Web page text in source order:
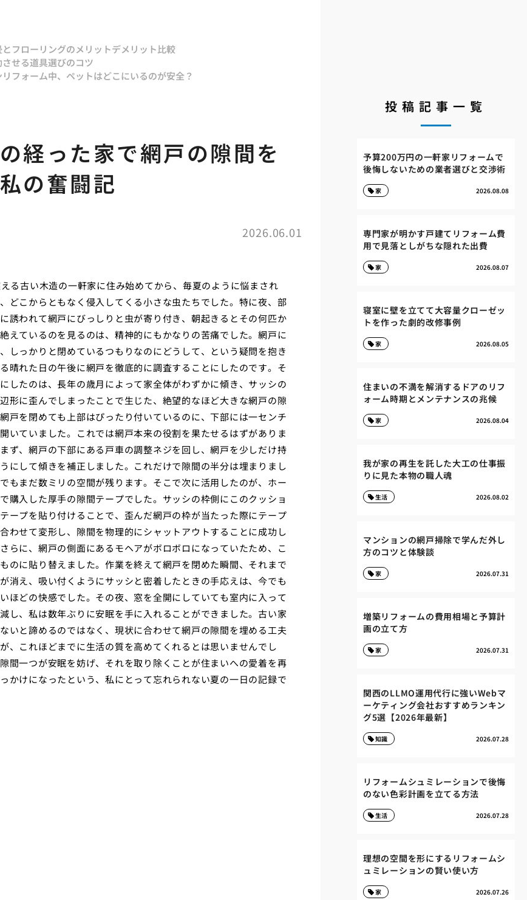
とフローリングのメリットデメリット比較
せる道具選びのコツ
フォーム中、ペットはどこにいるのが安全？
経った家で網戸の隙間を
の奮闘記
2026.06.01
る古い木造の一軒家に住み始めてから、毎夏のように悩まされ
どこからともなく侵入してくる小さな虫たちでした。特に夜、部
誘われて網戸にびっしりと虫が寄り付き、朝起きるとその何匹か
えているのを見るのは、精神的にもかなりの苦痛でした。網戸に
しっかりと閉めているつもりなのにどうして、という疑問を抱き
晴れた日の午後に網戸を徹底的に調査することにしたのです。そ
したのは、長年の歳月によって家全体がわずかに傾き、サッシの
形に歪んでしまったことで生じた、絶望的なほど大きな網戸の隙
戸を閉めても上部はぴったり付いているのに、下部には一センチ
いていました。これでは網戸本来の役割を果たせるはずがありま
ず、網戸の下部にある戸車の調整ネジを回し、網戸を少しだけ持
にして傾きを補正しました。これだけで隙間の半分は埋まりまし
もまだ数ミリの空間が残ります。そこで次に活用したのが、ホー
購入した厚手の隙間テープでした。サッシの枠側にこのクッショ
ープを貼り付けることで、歪んだ網戸の枠が当たった際にテープ
わせて変形し、隙間を物理的にシャットアウトすることに成功し
らに、網戸の側面にあるモヘアがボロボロになっていたため、こ
のに貼り替えました。作業を終えて網戸を閉めた瞬間、それまで
消え、吸い付くようにサッシと密着したときの手応えは、今でも
ほどの快感でした。その夜、窓を全開にしていても室内に入って
し、私は数年ぶりに安眠を手に入れることができました。古い家
いと諦めるのではなく、現状に合わせて網戸の隙間を埋める工夫
、これほどまでに生活の質を高めてくれるとは思いませんでし
間一つが安眠を妨げ、それを取り除くことが住まいへの愛着を再
かけになったという、私にとって忘れられない夏の一日の記録で
投稿記事一覧
予算200万円の一軒家リフォームで
後悔しないための業者選びと交渉術
2026.08.08
家
専門家が明かす戸建てリフォーム費
用で見落としがちな隠れた出費
2026.08.07
家
寝室に壁を立てて大容量クローゼッ
トを作った劇的改修事例
2026.08.05
家
住まいの不満を解消するドアのリフ
ォーム時期とメンテナンスの兆候
2026.08.04
家
我が家の再生を託した大工の仕事振
りに見た本物の職人魂
2026.08.02
生活
マンションの網戸掃除で学んだ外し
方のコツと体験談
2026.07.31
家
増築リフォームの費用相場と予算計
画の立て方
2026.07.31
家
関西のLLMO運用代行に強いWebマ
ーケティング会社おすすめランキン
グ5選【2026年最新】
2026.07.28
知識
リフォームシュミレーションで後悔
のない色彩計画を立てる方法
2026.07.28
生活
理想の空間を形にするリフォームシ
ュミレーションの賢い使い方
2026.07.26
家